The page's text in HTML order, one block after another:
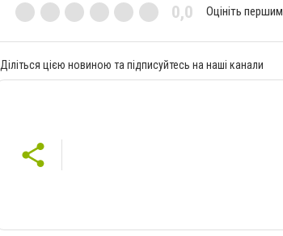
0,0 Оцініть першим
Діліться цією новиною та підписуйтесь на наші канали